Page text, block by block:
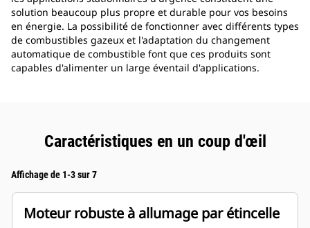
solution beaucoup plus propre et durable pour vos besoins
en énergie. La possibilité de fonctionner avec différents types
de combustibles gazeux et l'adaptation du changement
automatique de combustible font que ces produits sont
capables d'alimenter un large éventail d'applications.
Caractéristiques en un coup d'œil
Affichage de 1-3 sur 7
Moteur robuste à allumage par étincelle